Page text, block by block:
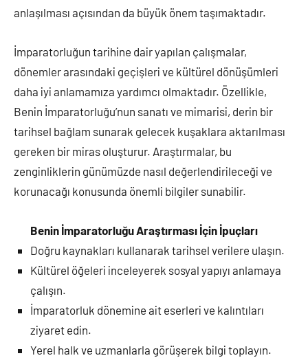
anlaşılması açısından da büyük önem taşımaktadır.
İmparatorluğun tarihine dair yapılan çalışmalar,
dönemler arasındaki geçişleri ve kültürel dönüşümleri
daha iyi anlamamıza yardımcı olmaktadır. Özellikle,
Benin İmparatorluğu’nun sanatı ve mimarisi, derin bir
tarihsel bağlam sunarak gelecek kuşaklara aktarılması
gereken bir miras oluşturur. Araştırmalar, bu
zenginliklerin günümüzde nasıl değerlendirileceği ve
korunacağı konusunda önemli bilgiler sunabilir.
Benin İmparatorluğu Araştırması İçin İpuçları
Doğru kaynakları kullanarak tarihsel verilere ulaşın.
Kültürel öğeleri inceleyerek sosyal yapıyı anlamaya
çalışın.
İmparatorluk dönemine ait eserleri ve kalıntıları
ziyaret edin.
Yerel halk ve uzmanlarla görüşerek bilgi toplayın.